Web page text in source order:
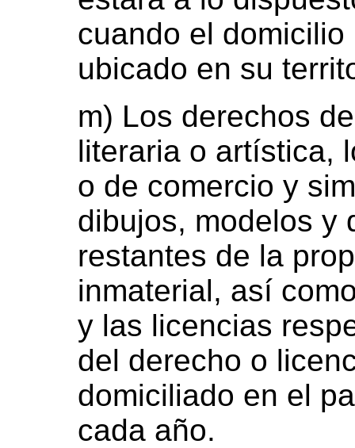
cuando el
ubicado en su
m) Los derechos
literaria o artística,
o de comercio y
dibujos, modelos y
restantes de la
inmaterial, así
y las licencias
del derecho o
domiciliado en el
cada año.